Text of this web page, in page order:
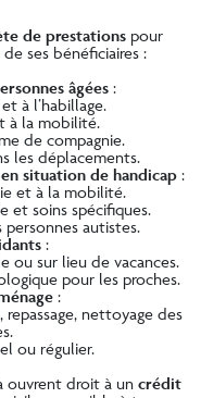
de prestations pour
ses bénéficiaires :
âgées :
à l’habillage.
à la mobilité.
de compagnie.
les déplacements.
situation de handicap:
et à la mobilité.
et soins spécifiques.
autistes.
:
ou sur lieu de vacances.
pour les proches.
:
nettoyage des
ou régulier.
ouvrent droit à un crédit